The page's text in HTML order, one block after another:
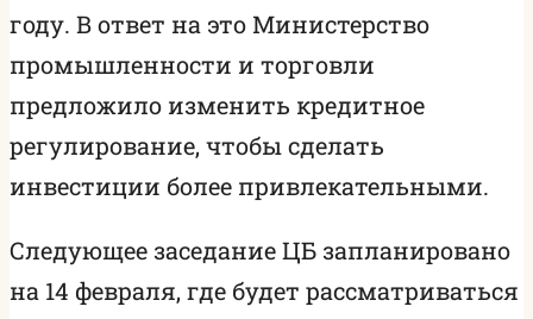
году. В ответ на это Министерство
промышленности и торговли
предложило изменить кредитное
регулирование, чтобы сделать
инвестиции более привлекательными.
Следующее заседание ЦБ запланировано
на 14 февраля, где будет рассматриваться